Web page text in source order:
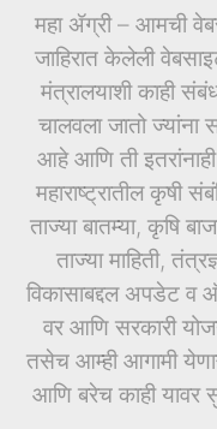
महा ॲग्री – आमची
जाहिरात केलेली
मंत्रालयाशी काही संबंध
चालवला जातो
आहे आणि ती
महाराष्ट्रातील कृषी
ताज्या बातम्या, कृषि
ताज्या माहिती,
विकासाबद्दल अपडेट व
वर आणि सरकारी
तसेच आम्ही आगामी
आणि बरेच काही यावर